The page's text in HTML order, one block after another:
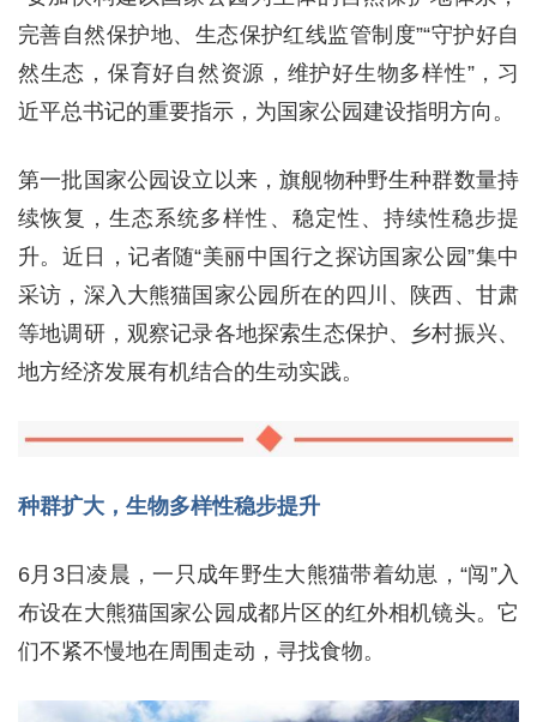
完善自然保护地、生态保护红线监管制度”“守护好自
然生态，保育好自然资源，维护好生物多样性”，习
近平总书记的重要指示，为国家公园建设指明方向。
第一批国家公园设立以来，旗舰物种野生种群数量持
续恢复，生态系统多样性、稳定性、持续性稳步提
升。近日，记者随“美丽中国行之探访国家公园”集中
采访，深入大熊猫国家公园所在的四川、陕西、甘肃
等地调研，观察记录各地探索生态保护、乡村振兴、
地方经济发展有机结合的生动实践。
种群扩大，生物多样性稳步提升
6月3日凌晨，一只成年野生大熊猫带着幼崽，“闯”入
布设在大熊猫国家公园成都片区的红外相机镜头。它
们不紧不慢地在周围走动，寻找食物。